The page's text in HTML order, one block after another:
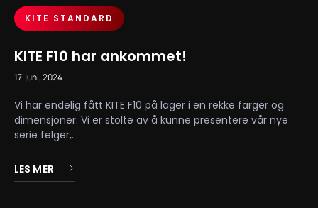
KITE STANDARD
KITE F10 har ankommet!
17. juni, 2024
Vi har endelig fått KITE F10 på lager i en rekke farger og
dimensjoner. Vi er stolte av å kunne presentere vår nye
serie felger,...
LES MER